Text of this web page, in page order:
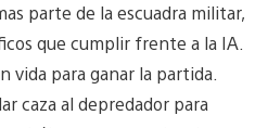
parte de la escuadra militar,
que cumplir frente a la IA.
vida para ganar la partida.
caza al depredador para